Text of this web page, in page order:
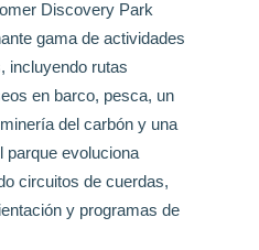
Discovery Park
gama de actividades
incluyendo rutas
en barco, pesca, un
del carbón y una
parque evoluciona
circuitos de cuerdas,
y programas de